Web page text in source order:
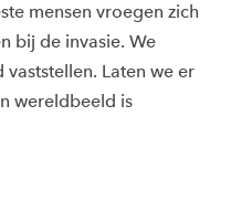
mensen vroegen zich
bij de invasie. We
Laten we er
wereldbeeld is